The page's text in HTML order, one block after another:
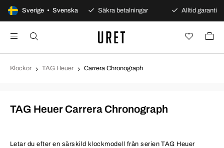
Sverige • Svenska
dagars öppet köp Säkra betalningar Alltid garanti
Klockor TAG Heuer Carrera Chronograph
TAG Heuer Carrera Chronograph
Letar du efter en särskild klockmodell från serien TAG Heuer